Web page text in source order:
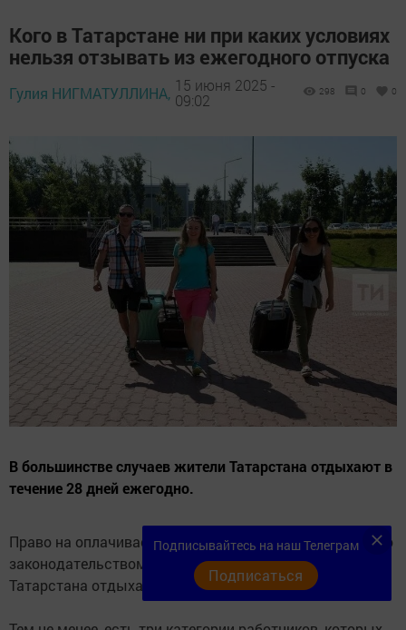
Кого в Татарстане ни при каких условиях
нельзя отзывать из ежегодного отпуска
Гулия НИГМАТУЛЛИНА, 15 июня 2025 -
09:02
298 0 0
В большинстве случаев жители Татарстана отдыхают в
течение 28 дней ежегодно.
Право на оплачиваемый отпуск работников закреплено
законодательством. В большинстве случаев жители
Татарстана отдыхают в течение 28 дней ежегодно.
Подписывайтесь на наш Телеграм
Подписаться